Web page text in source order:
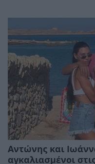
Αντώνης και
αγκαλιασμένοι